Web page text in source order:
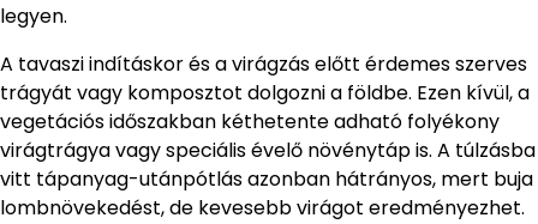
legyen.
A tavaszi indításkor és a virágzás előtt érdemes szerves
trágyát vagy komposztot dolgozni a földbe. Ezen kívül, a
vegetációs időszakban kéthetente adható folyékony
virágtrágya vagy speciális évelő növénytáp is. A túlzásba
vitt tápanyag-utánpótlás azonban hátrányos, mert buja
lombnövekedést, de kevesebb virágot eredményezhet.